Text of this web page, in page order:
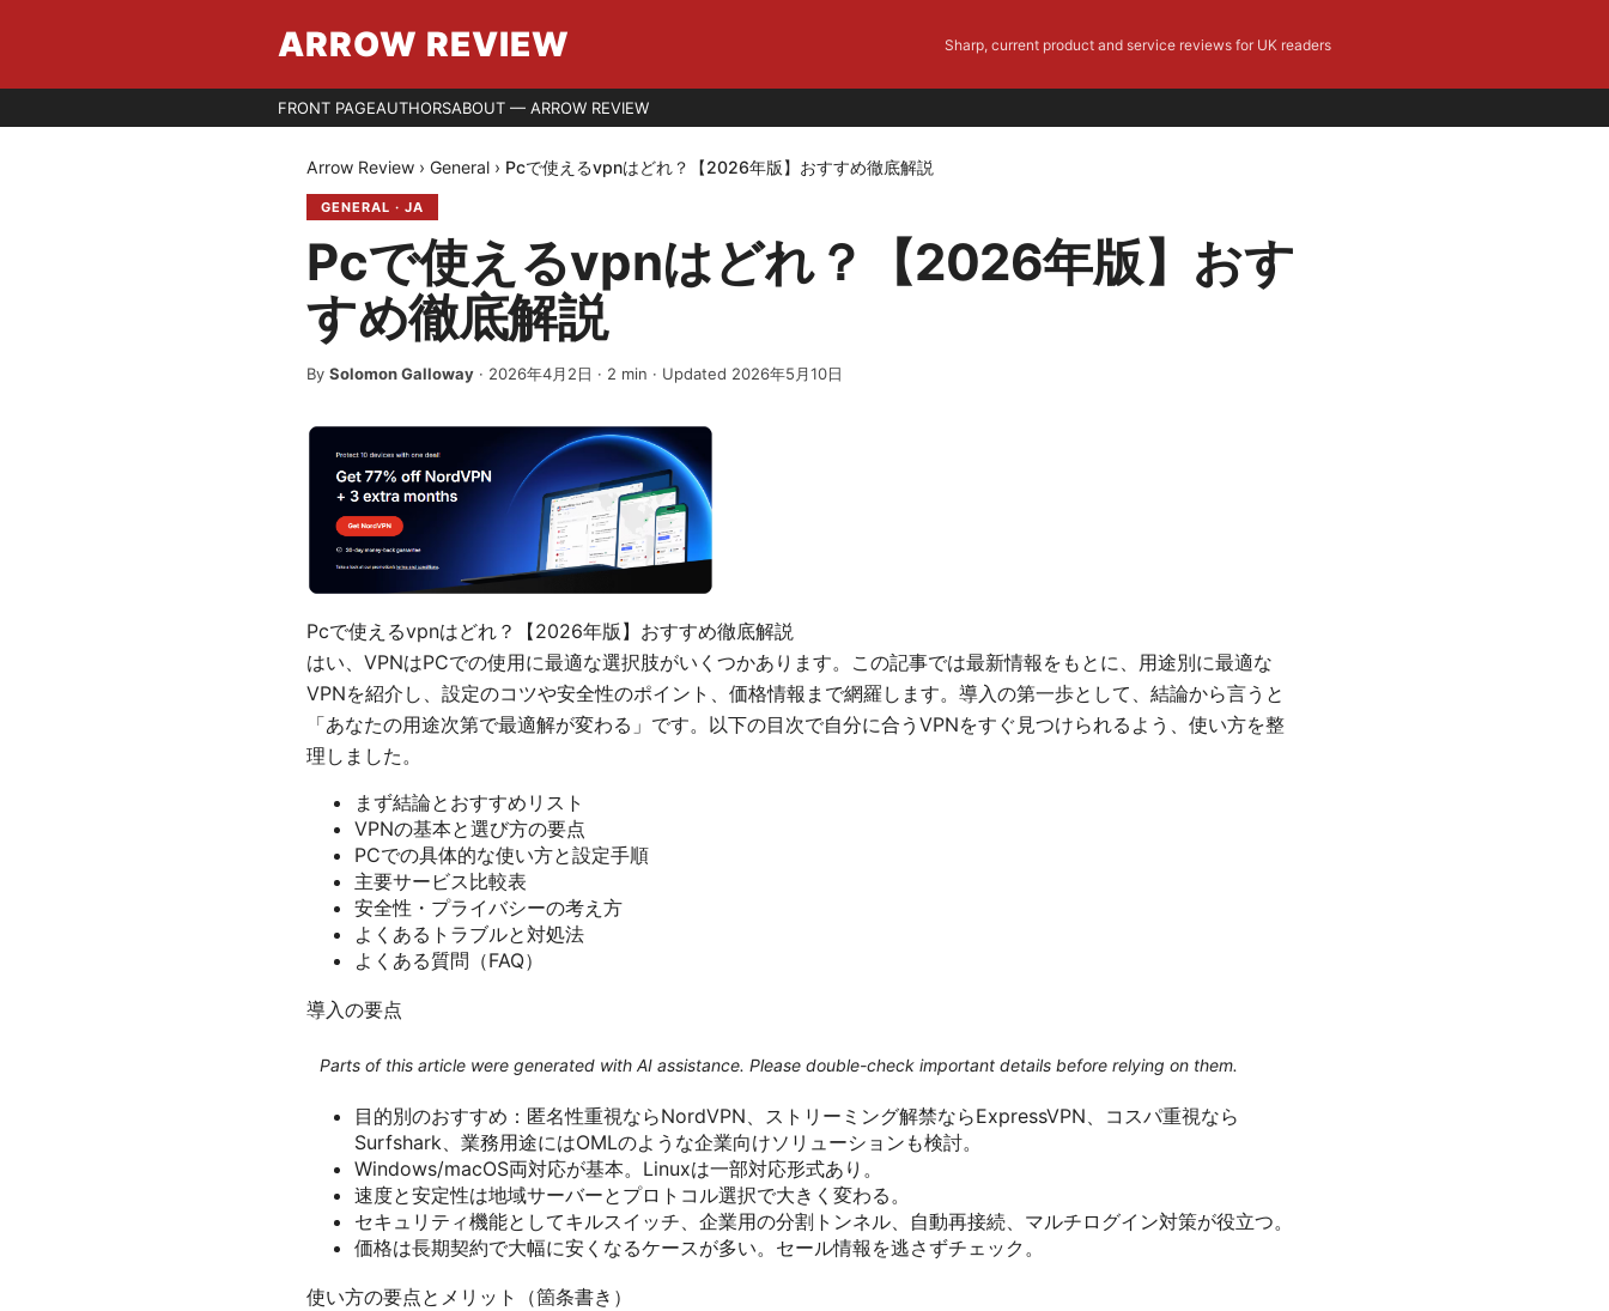
ARROW REVIEW Sharp, current product and service reviews for UK readers
FRONT PAGEAUTHORSABOUT — ARROW REVIEW
Arrow Review › General › Pcで使えるvpnはどれ？【2026年版】おすすめ徹底解説
GENERAL · JA
Pcで使えるvpnはどれ？【2026年版】おす
すめ徹底解説
By Solomon Galloway · 2026年4月2日 · 2 min · Updated 2026年5月10日
Pcで使えるvpnはどれ？【2026年版】おすすめ徹底解説
はい、VPNはPCでの使用に最適な選択肢がいくつかあります。この記事では最新情報をもとに、用途別に最適な
VPNを紹介し、設定のコツや安全性のポイント、価格情報まで網羅します。導入の第一歩として、結論から言うと
「あなたの用途次第で最適解が変わる」です。以下の目次で自分に合うVPNをすぐ見つけられるよう、使い方を整
理しました。
まず結論とおすすめリスト
VPNの基本と選び方の要点
PCでの具体的な使い方と設定手順
主要サービス比較表
安全性・プライバシーの考え方
よくあるトラブルと対処法
よくある質問（FAQ）
導入の要点
Parts of this article were generated with AI assistance. Please double-check important details before relying on them.
目的別のおすすめ：匿名性重視ならNordVPN、ストリーミング解禁ならExpressVPN、コスパ重視なら
Surfshark、業務用途にはOMLのような企業向けソリューションも検討。
Windows/macOS両対応が基本。Linuxは一部対応形式あり。
速度と安定性は地域サーバーとプロトコル選択で大きく変わる。
セキュリティ機能としてキルスイッチ、企業用の分割トンネル、自動再接続、マルチログイン対策が役立つ。
価格は長期契約で大幅に安くなるケースが多い。セール情報を逃さずチェック。
使い方の要点とメリット（箇条書き）